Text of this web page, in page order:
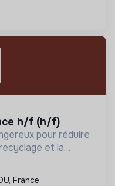
h/f (h/f)
pour réduire
et la
circulaire
France